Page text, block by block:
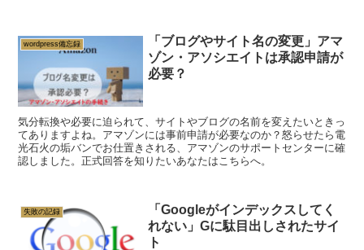
wordpress備忘録
「ブログやサイト名の変更」アマ
ゾン・アソシエイトは承認申請が
必要？
気分転換や必要に迫られて、サイトやブログの名前を変えたいときっ
てありますよね。アマゾンには事前申請が必要なのか？怒らせたら電
光石火の垢バンでお仕置きされる、アマゾンのサポートセンターに確
認しました。正式回答を知りたいあなたはこちらへ。
失敗の記録
「Googleがインデックスしてく
れない」Gに駄目出しされたサイ
ト